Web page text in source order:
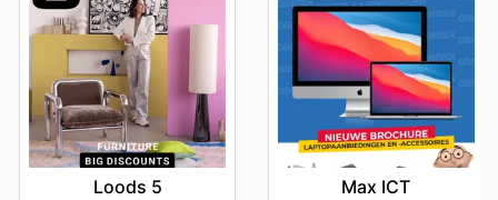
Loods 5 Max ICT